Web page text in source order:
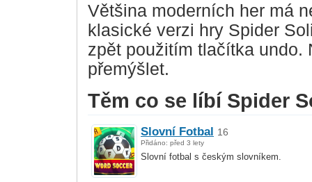
Většina moderních her má
klasické verzi hry Spider
zpět použitím tlačítka undo.
přemýšlet.
Těm co se líbí Spider
Slovní Fotbal 16
Přidáno: před 3 lety
Slovní fotbal s českým slovníkem.